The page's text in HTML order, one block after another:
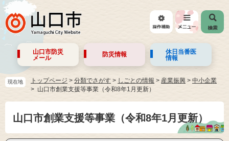
山口市防災
メール
防災情報
休日当番医
情報
現在地 トップページ > 分類でさがす > しごとの情報 > 産業振興 > 中小企業
山口市創業支援等事業（令和8年1月更新）
山口市創業支援等事業（令和8年1月更新）